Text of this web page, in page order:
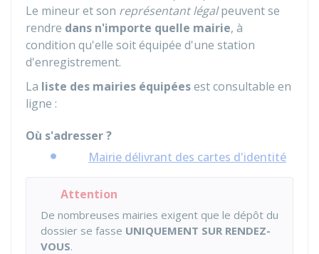
Le mineur et son représentant légalpeuvent se
rendre dans n'importe quelle mairie, à
condition qu'elle soit équipée d'une station
d'enregistrement.
La liste des mairies équipéesest consultable en
ligne :
Où s'adresser ?
Mairie délivrant des cartes d'identité
Attention
De nombreuses mairies exigent que le dépôt du
dossier se fasse UNIQUEMENT SUR RENDEZ-
VOUS.